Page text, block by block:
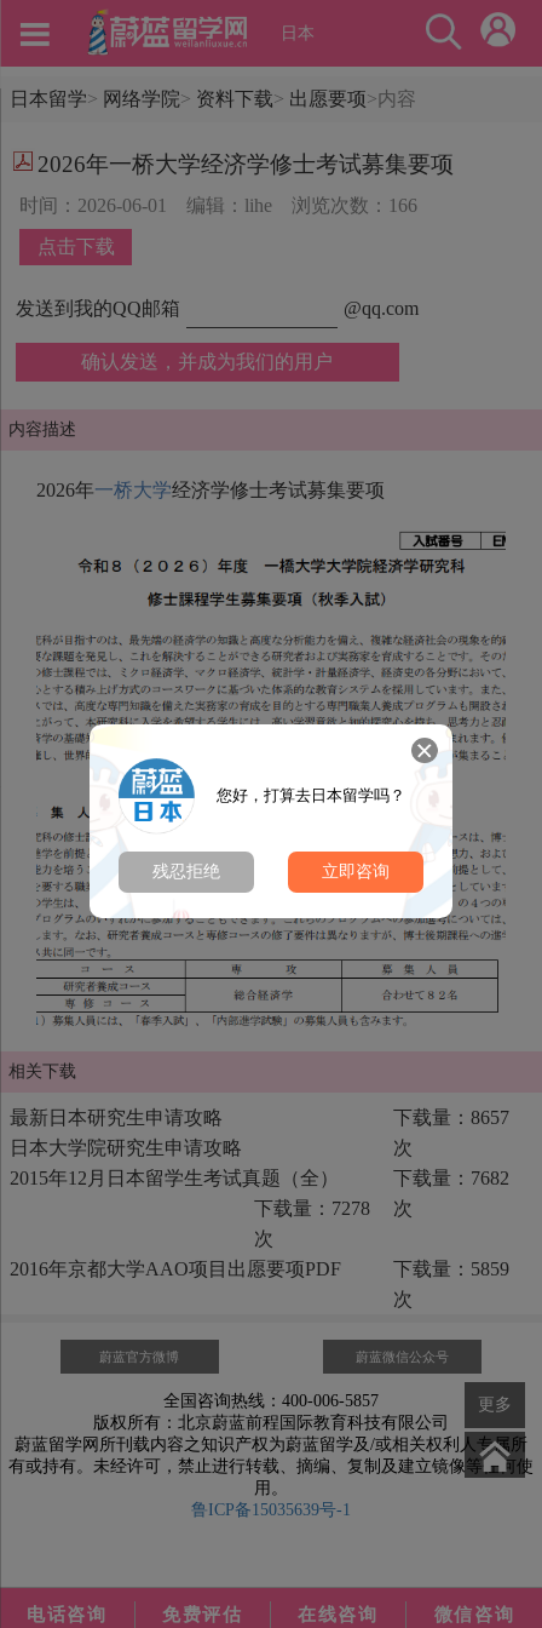
日本
日本留学> 网络学院> 资料下载> 出愿要项>内容
2026年一桥大学经济学修士考试募集要项
时间：2026-06-01 编辑：lihe
浏览次数：166
点击下载
发送到我的QQ邮箱 @qq.com
确认发送，并成为我们的用户
内容描述
2026年一桥大学经济学修士考试募集要项
相关下载
最新日本研究生申请攻略
下载量：8657
次
日本大学院研究生申请攻略
下载量：7682
次
2015年12月日本留学生考试真题（全）
下载量：7278
次
2016年京都大学AAO项目出愿要项PDF
下载量：5859
次
电话咨询 免费评估 在线咨询 微信咨询
更多
蔚蓝官方微博 蔚蓝微信公众号
您好，打算去日本留学吗？
残忍拒绝 立即咨询
全国咨询热线：400-006-5857
版权所有：北京蔚蓝前程国际教育科技有限公司
蔚蓝留学网所刊载内容之知识产权为蔚蓝留学及/或相关权利人专属所
有或持有。未经许可，禁止进行转载、摘编、复制及建立镜像等任何使
用。
鲁ICP备15035639号-1